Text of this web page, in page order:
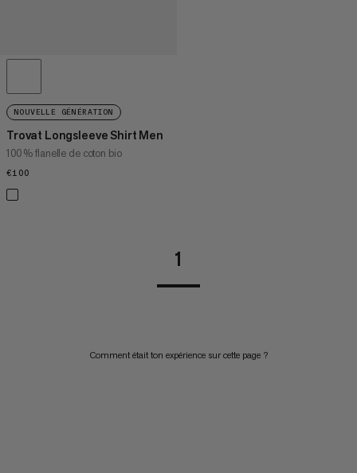
NOUVELLE GÉNÉRATION
Trovat Longsleeve Shirt Men
100 % flanelle de coton bio
€100
1
Comment était ton expérience sur cette page ?